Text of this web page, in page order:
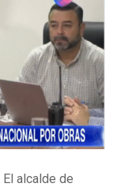
‎ El alcalde de